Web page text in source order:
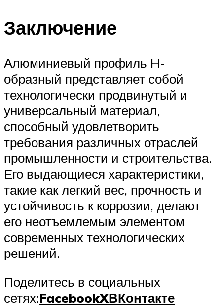
Заключение
Алюминиевый профиль H-
образный представляет собой
технологически продвинутый и
универсальный материал,
способный удовлетворить
требования различных отраслей
промышленности и строительства.
Его выдающиеся характеристики,
такие как легкий вес, прочность и
устойчивость к коррозии, делают
его неотъемлемым элементом
современных технологических
решений.
Поделитесь в социальных
сетях:FacebookXВКонтакте